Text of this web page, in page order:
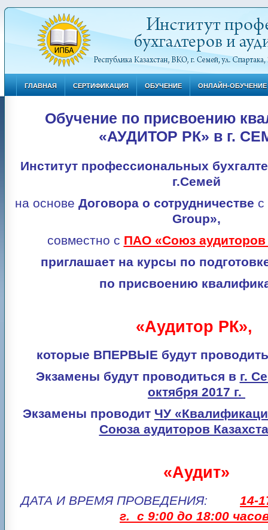
ГЛАВНАЯ СЕРТИФИКАЦИЯ ОБУЧЕНИЕ ОНЛАЙН-ОБУЧЕНИЕ
Обучение по присвоению
«АУДИТОР РК» в г.
Институт профессиональных
г.Семей
на основе Договора о сотрудничестве с
Group»,
совместно с ПАО «Союз аудиторов
приглашает на курсы по
по присвоению
«Аудитор РК»,
которые ВПЕРВЫЕ будут
Экзамены будут проводиться в г.
октября 2017 г.
Экзамены проводит ЧУ
Союза аудиторов
«Аудит»
ДАТА И ВРЕМЯ ПРОВЕДЕНИЯ:
14-
г. с 9:00 до 18:00